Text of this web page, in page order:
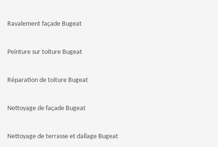
Ravalement façade Bugeat
Peinture sur toiture Bugeat
Réparation de toiture Bugeat
Nettoyage de façade Bugeat
Nettoyage de terrasse et dallage Bugeat